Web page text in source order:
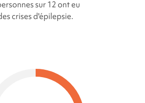
sur 12 ont eu
crises d'épilepsie.